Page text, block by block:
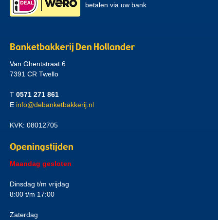
betalen via uw bank
Banketbakkerij Den Hollander
Van Ghentstraat 6
7391 CR Twello
T 0571 271 861
E info@debanketbakkerij.nl
KVK: 08012705
Openingstijden
Maandag gesloten
Dinsdag t/m vrijdag
8:00 t/m 17:00
Zaterdag